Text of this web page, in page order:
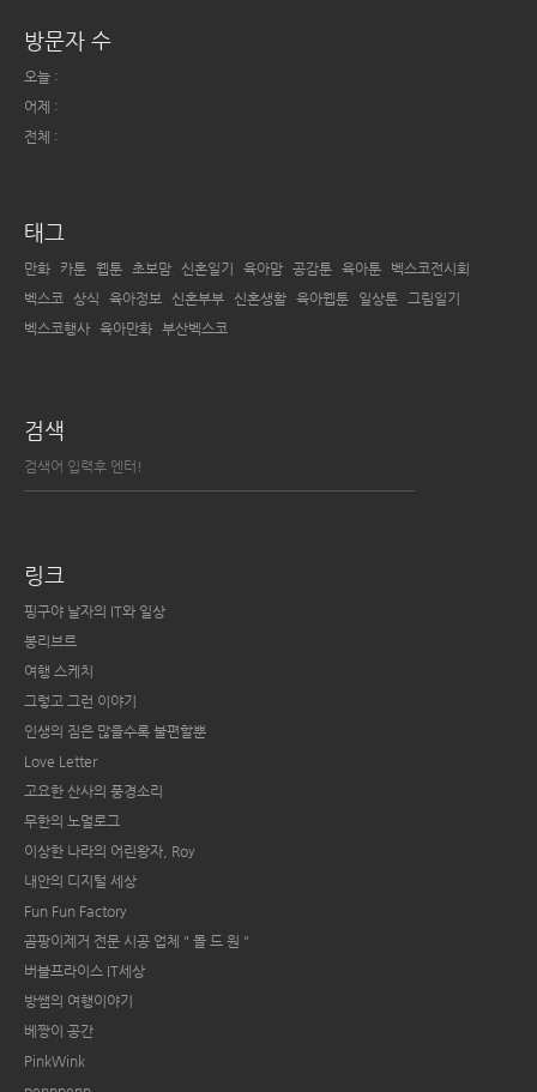
방문자 수
오늘 :
어제 :
전체 :
태그
만화 카툰 웹툰 초보맘 신혼일기 육아맘 공감툰 육아툰
벡스코전시회
벡스코 상식 육아정보 신혼부부 신혼생활 육아웹툰 일상툰 그림일기
벡스코행사 육아만화 부산벡스코
검색
링크
핑구야 날자의 IT와 일상
봉리브르
여행 스케치
그렇고 그런 이야기
인생의 짐은 많을수록 불편할뿐
Love Letter
고요한 산사의 풍경소리
무한의 노멀로그
이상한 나라의 어린왕자, Roy
내안의 디지털 세상
Fun Fun Factory
곰팡이제거 전문 시공 업체 " 몰 드 원 "
버블프라이스 IT세상
방쌤의 여행이야기
베짱이 공간
PinkWink